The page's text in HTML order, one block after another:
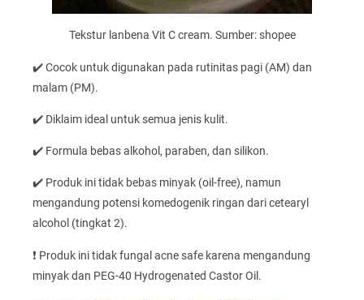
Tekstur lanbena Vit C cream. Sumber: shopee
✔️ Cocok untuk digunakan pada rutinitas pagi (AM) dan
malam (PM).
✔️ Diklaim ideal untuk semua jenis kulit.
✔️ Formula bebas alkohol, paraben, dan silikon.
✔️ Produk ini tidak bebas minyak (oil-free), namun
mengandung potensi komedogenik ringan dari cetearyl
alcohol (tingkat 2).
❗ Produk ini tidak fungal acne safe karena mengandung
minyak dan PEG-40 Hydrogenated Castor Oil.